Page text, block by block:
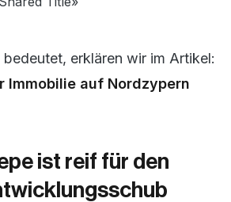
erklären wir im Artikel:
Immobilie auf Nordzypern
ist reif für den